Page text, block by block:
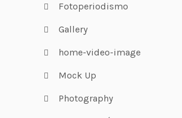
Fotoperiodismo
Gallery
home-video-image
Mock Up
Photography